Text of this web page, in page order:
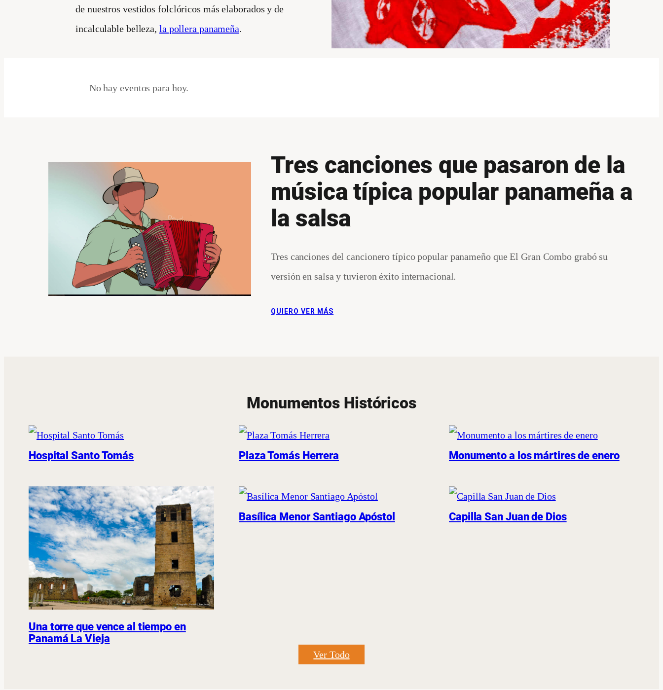
de nuestros vestidos folclóricos más elaborados y de
incalculable belleza, la pollera panameña.
No hay eventos para hoy.
Tres canciones que pasaron de la
música típica popular panameña a
la salsa
Tres canciones del cancionero típico popular panameño que El Gran Combo grabó su
versión en salsa y tuvieron éxito internacional.
QUIERO VER MÁS
Monumentos Históricos
Hospital Santo Tomás Plaza Tomás Herrera Monumento a los mártires de enero
Una torre que vence al tiempo en
Panamá La Vieja
Basílica Menor Santiago Apóstol Capilla San Juan de Dios
Ver Todo